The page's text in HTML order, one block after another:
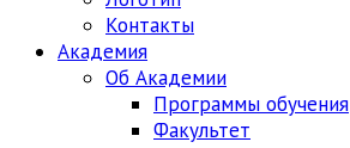
Контакты
Академия
Об Академии
Программы обучения
Факультет